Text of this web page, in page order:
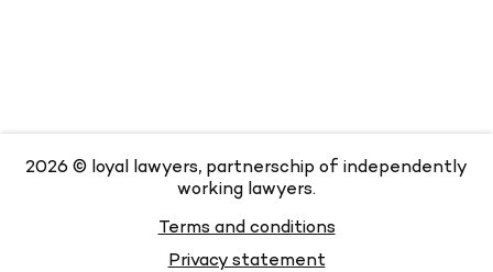
2026 © loyal lawyers, partnerschip of independently
working lawyers.
Terms and conditions
Privacy statement